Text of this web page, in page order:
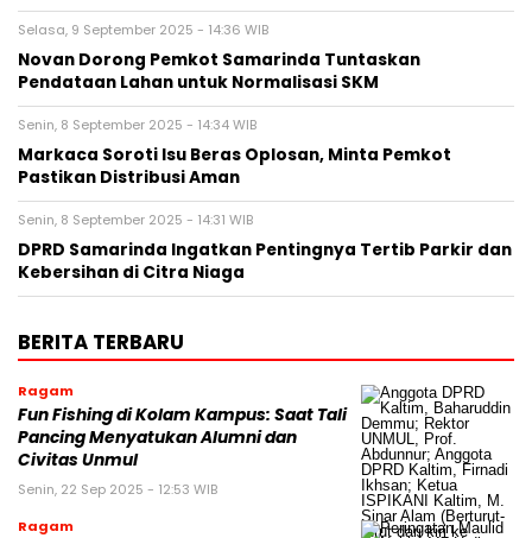
Selasa, 9 September 2025 - 14:36 WIB
Novan Dorong Pemkot Samarinda Tuntaskan
Pendataan Lahan untuk Normalisasi SKM
Senin, 8 September 2025 - 14:34 WIB
Markaca Soroti Isu Beras Oplosan, Minta Pemkot
Pastikan Distribusi Aman
Senin, 8 September 2025 - 14:31 WIB
DPRD Samarinda Ingatkan Pentingnya Tertib Parkir dan
Kebersihan di Citra Niaga
BERITA TERBARU
Ragam
Fun Fishing di Kolam Kampus: Saat Tali
Pancing Menyatukan Alumni dan
Civitas Unmul
Senin, 22 Sep 2025 - 12:53 WIB
Ragam